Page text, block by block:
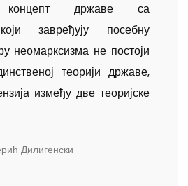
концепт државе са
завређују посебну
неомарксизма не постоји
теорији државе,
између две теоријске
Дилигенски